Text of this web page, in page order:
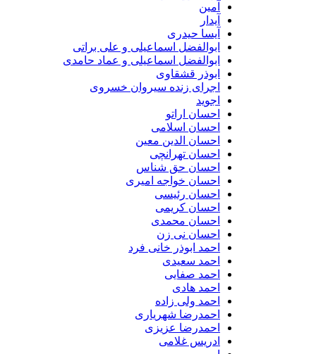
آیسا حیدری
ابوالفضل اسماعیلی و علی براتی
ابوالفضل اسماعیلی و عماد حامدی
ابوذر قشقاوی
اجرای زنده سیروان خسروی
احسان اراتو
احسان اسلامی
احسان الدین معین
احسان تهرانچی
احسان حق شناس
احسان خواجه امیری
احسان رئیسی
احسان کریمی
احسان محمدی
احسان نی زن
احمد ابوذر خانی فرد
احمد سعیدی
احمد صفایی
احمد هادی
احمد ولی زاده
احمدرضا شهریاری
احمدرضا عزیزی
ادریس غلامی